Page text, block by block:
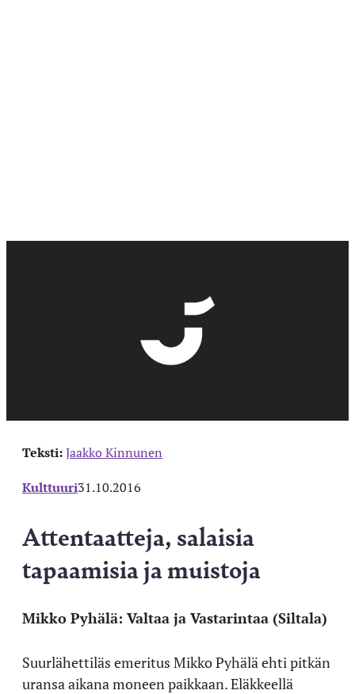
Teksti:Jaakko Kinnunen
Kulttuuri31.10.2016
Attentaatteja, salaisia
tapaamisia ja muistoja
Mikko Pyhälä: Valtaa ja Vastarintaa (Siltala)
Suurlähettiläs emeritus Mikko Pyhälä ehti pitkän
uransa aikana moneen paikkaan. Eläkkeellä